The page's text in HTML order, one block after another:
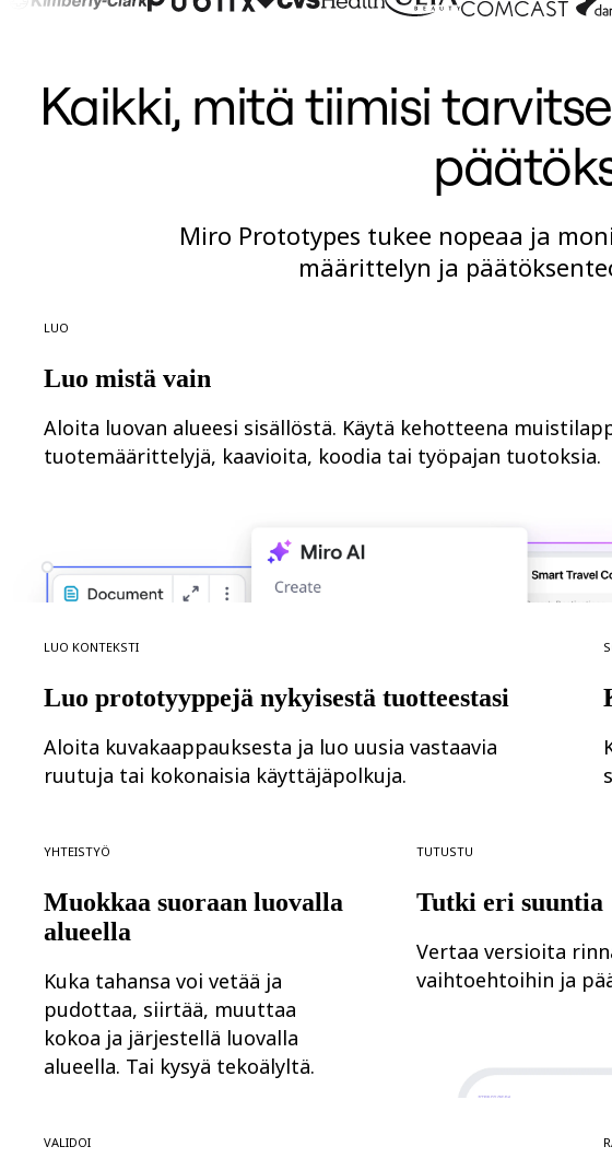
TalkTrack
Käyttöskenaariot
Esittelyssä
AI-pelikirjat
Aivoriihityöskentely
Tekninen suunnittelu ja dokumentaatio
Prototyypit ja rautalankamallit
Tutkimussynteesi
Suunnittelutyöpajat
Suunnittelu ja toimitus
Liiketoimintasegmentin mukaan
Enterprise
Pienyritykset
Start-upit
Retail
Lääketiede ja biotieteet
Tiimikohtainen
Tuotehallinta
IT
Strategisten aloitteiden mukaan
Työtapojen muutos
Digitaalinen työntekijäkokemus
Asiakaskokemus ja palvelumuotoilu
Pilven ja ohjelmiston muunnos
Resurssit
Oppiminen
Kaikki, mitä tiimisi
Miro Prototypes tukee nopeaa ja
määrittelyn ja
Luo
Luo mistä vain
Aloita luovan alueesi sisällöstä. Käytä kehotteena
tuotemäärittelyjä, kaavioita, koodia tai työpajan tuotoksia.
Luo konteksti
Luo prototyyppejä nykyisestä tuotteestasi
Aloita kuvakaappauksesta ja luo uusia vastaavia
ruutuja tai kokonaisia käyttäjäpolkuja.
Yhteistyö
Muokkaa suoraan luovalla
alueella
Kuka tahansa voi vetää ja
pudottaa, siirtää, muuttaa
kokoa ja järjestellä luovalla
alueella. Tai kysyä tekoälyltä.
Tutustu
Tutki eri suuntia
Vertaa versioita
vaihtoehtoihin ja
Validoi